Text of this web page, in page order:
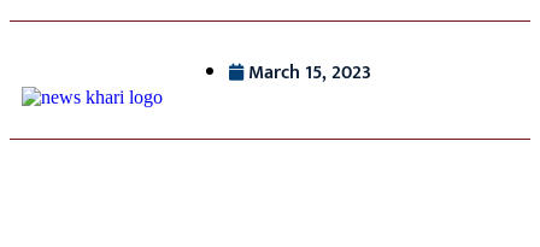
March 15, 2023